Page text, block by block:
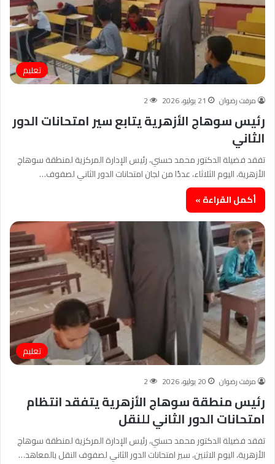
تعليم
مرفت رضوان 21 يوليو، 2026 2
رئيس سوهاج الأزهرية يتابع سير امتحانات الدور
الثاني
تفقد فضيلة الدكتور محمد حسني، رئيس الإدارة المركزية لمنطقة سوهاج
الأزهرية، اليوم الثلاثاء، عددًا من لجان امتحانات الدور الثاني لصفوف…
أكمل القراءة »
تعليم
مرفت رضوان 20 يوليو، 2026 2
رئيس منطقة سوهاج الأزهرية يتفقد انتظام
امتحانات الدور الثاني للنقل
تفقد فضيلة الدكتور محمد حسني، رئيس الإدارة المركزية لمنطقة سوهاج
الأزهرية، اليوم الاثنين، سير امتحانات الدور الثاني لصفوف النقل بالمعاهد…